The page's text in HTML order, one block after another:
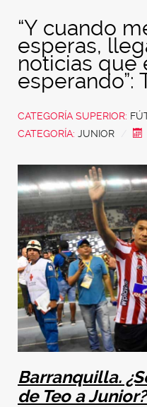
“Y cuando
esperas,
noticias que
esperando”:
CATEGORÍA SUPERIOR:
CATEGORÍA: JUNIOR
Barranquilla.
de Teo a Junior?